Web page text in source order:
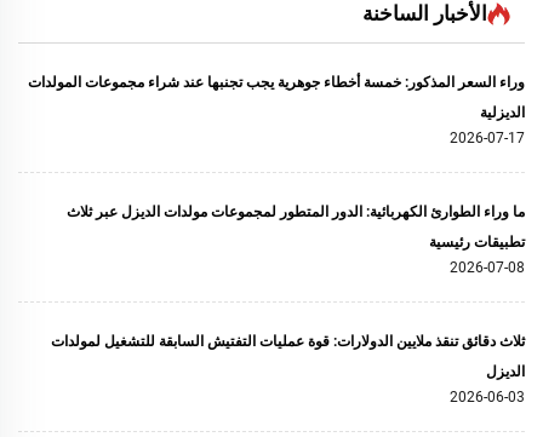
الأخبار الساخنة
وراء السعر المذكور: خمسة أخطاء جوهرية يجب تجنبها عند شراء مجموعات المولدات
الديزلية
2026-07-17
ما وراء الطوارئ الكهربائية: الدور المتطور لمجموعات مولدات الديزل عبر ثلاث
تطبيقات رئيسية
2026-07-08
ثلاث دقائق تنقذ ملايين الدولارات: قوة عمليات التفتيش السابقة للتشغيل لمولدات
الديزل
2026-06-03